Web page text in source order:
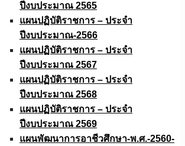
ปีงบประมาณ 2565
แผนปฏิบัติราชการ – ประจำ
ปีงบประมาณ-2566
แผนปฏิบัติราชการ – ประจำ
ปีงบประมาณ 2567
แผนปฏิบัติราชการ – ประจำ
ปีงบประมาณ 2568
แผนปฏิบัติราชการ – ประจำ
ปีงบประมาณ 2569
แผนพัฒนาการอาชีวศึกษา-พ.ศ.-2560-